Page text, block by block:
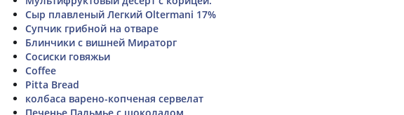
Сыр плавленый Легкий Oltermani 17%
Супчик грибной на отваре
Блинчики с вишней Мираторг
Сосиски говяжьи
Coffee
Pitta Bread
колбаса варено-копченая сервелат